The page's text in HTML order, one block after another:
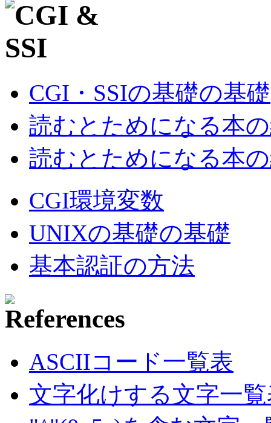
CGI・SSIの基礎の基礎
読むとためになる本
読むとためになる本
CGI環境変数
UNIXの基礎の基礎
基本認証の方法
ASCIIコード一覧表
文字化けする文字一